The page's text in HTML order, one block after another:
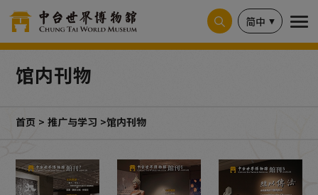
简中
馆内刊物
首页 推广与学习 馆内刊物
Cookie管理面板